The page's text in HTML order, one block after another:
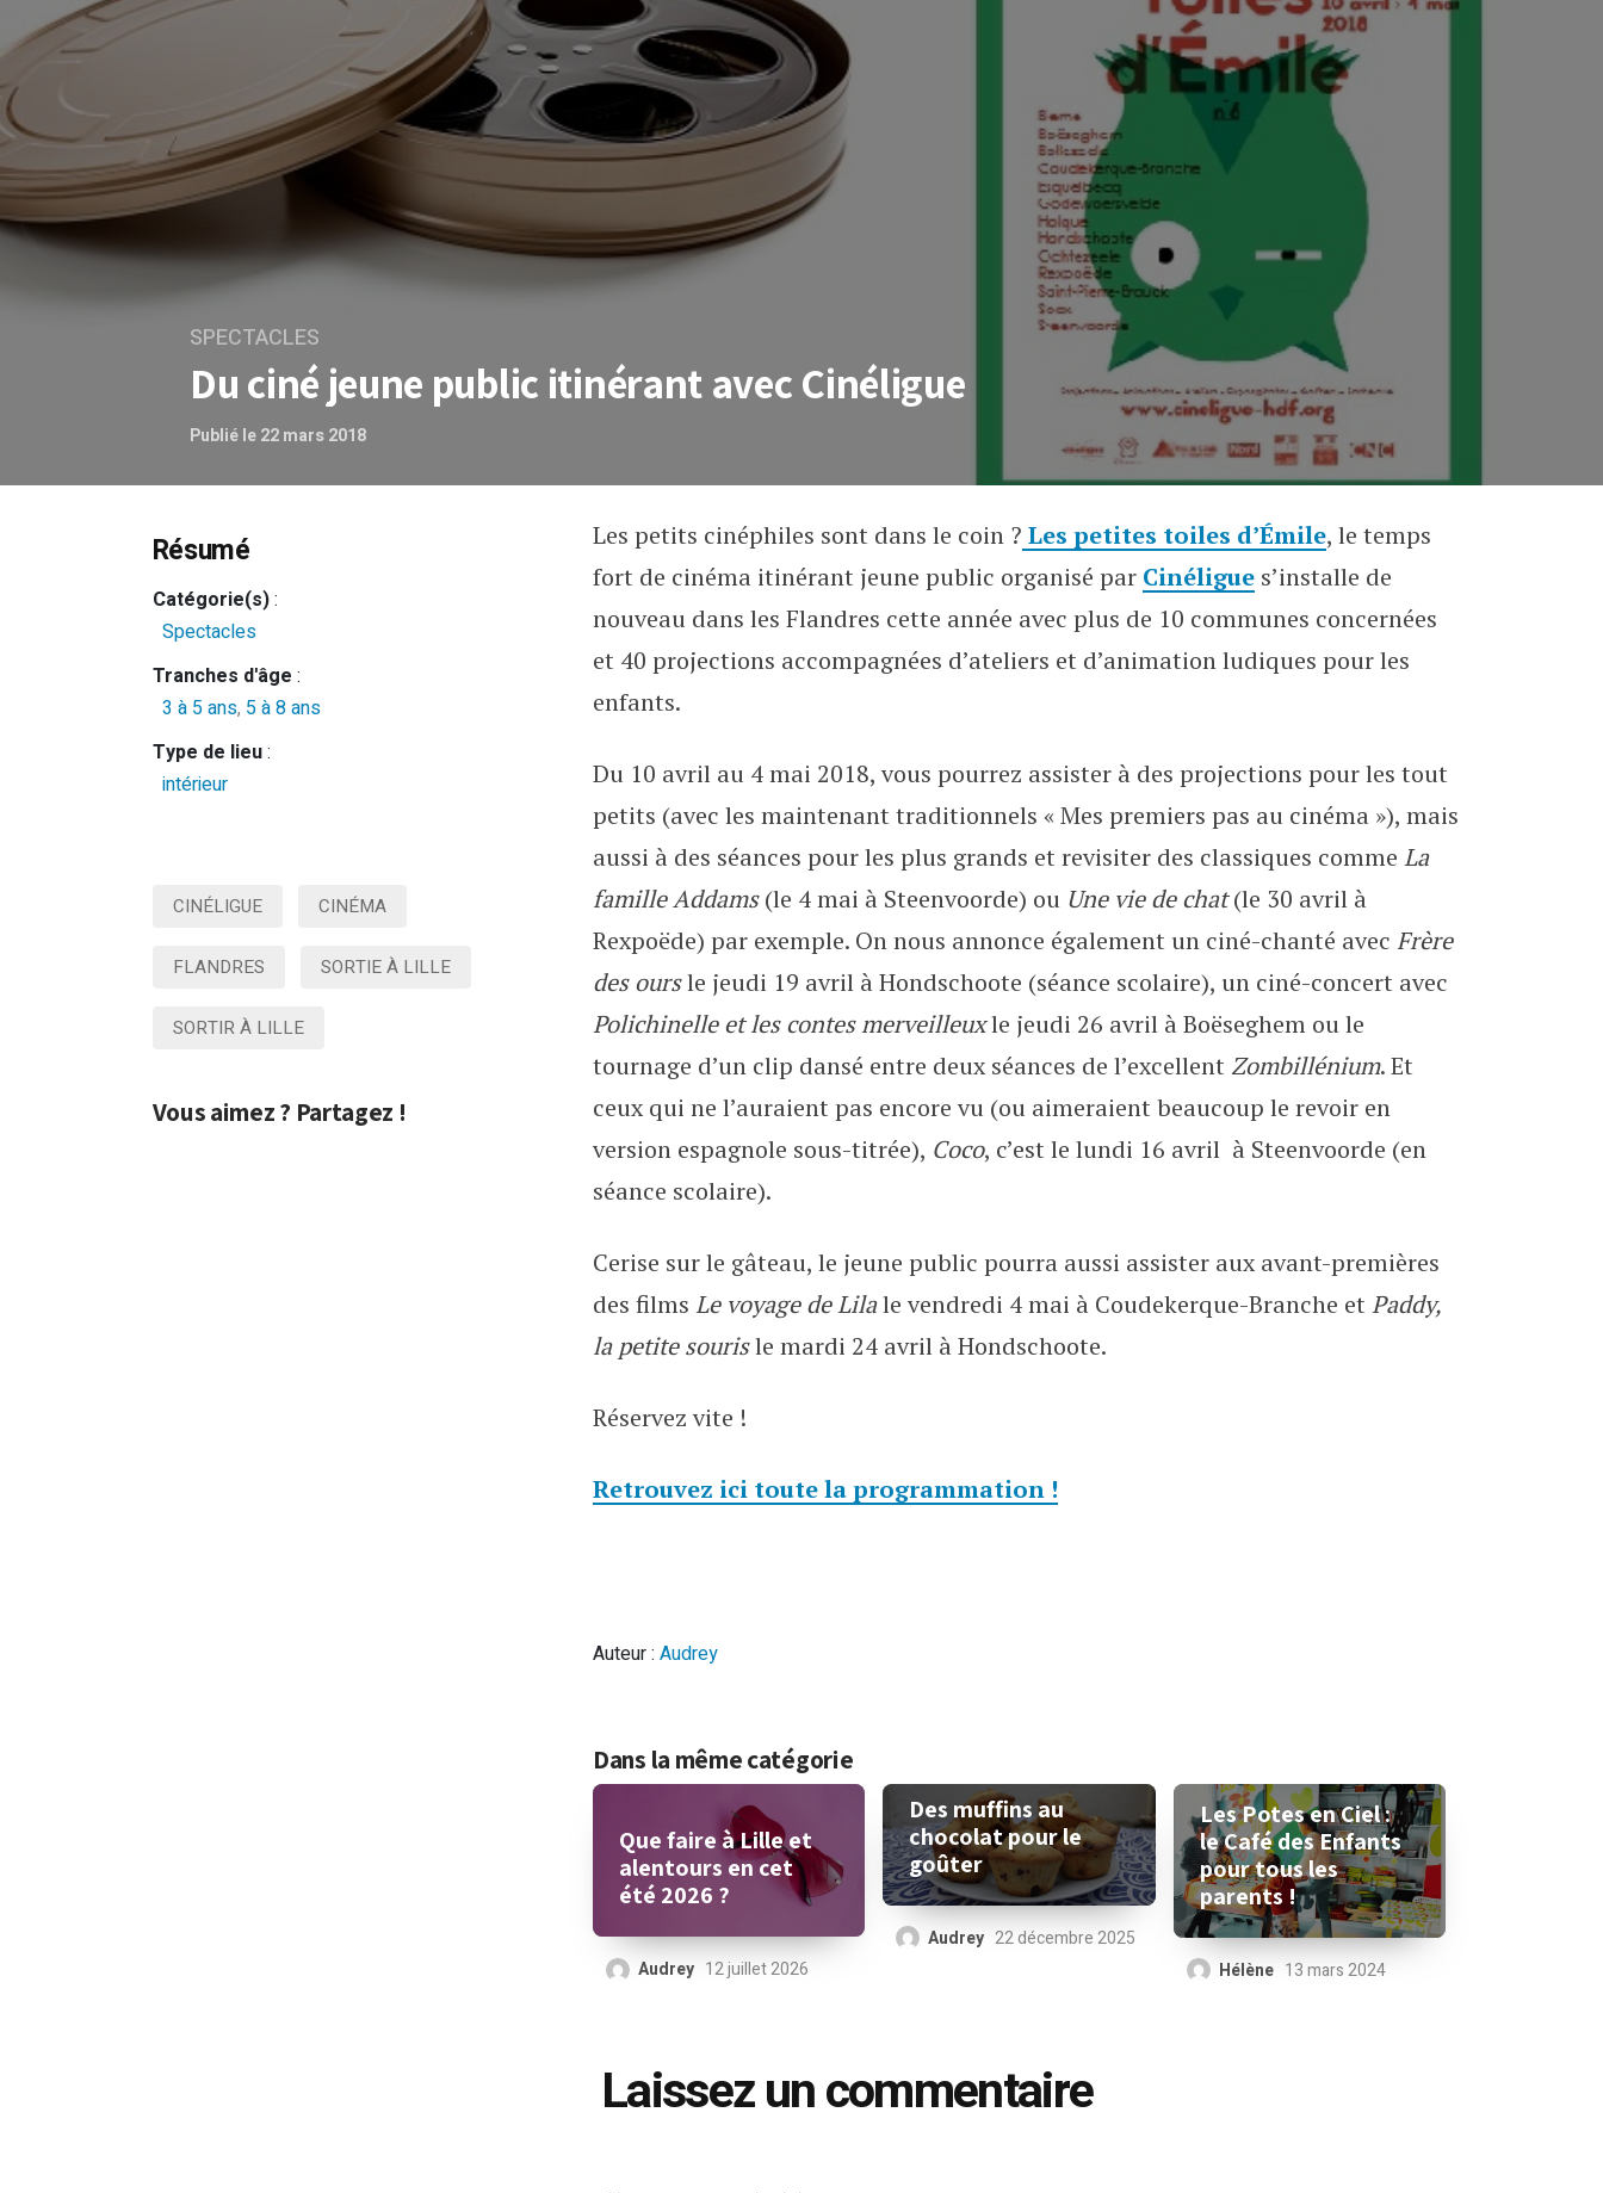
SPECTACLES
Du ciné jeune public itinérant avec Cinéligue
Publié le 22 mars 2018
Du ciné jeune public itinérant avec Cinéligue
Les petits cinéphiles sont dans le coin ? Les petites toiles d’Émile, le temps
fort de cinéma itinérant jeune public organisé par Cinéligue s’installe de
nouveau dans les Flandres cette année avec plus de 10 communes concernées
et 40 projections accompagnées d’ateliers et d’animation ludiques pour les
enfants.
Du 10 avril au 4 mai 2018, vous pourrez assister à des projections pour les tout
petits (avec les maintenant traditionnels « Mes premiers pas au cinéma »), mais
aussi à des séances pour les plus grands et revisiter des classiques comme La
famille Addams(le 4 mai à Steenvoorde) ou Une vie de chat(le 30 avril à
Rexpoëde) par exemple. On nous annonce également un ciné-chanté avec Frère
des oursle jeudi 19 avril à Hondschoote (séance scolaire), un ciné-concert avec
Polichinelle et les contes merveilleuxle jeudi 26 avril à Boëseghem ou le
tournage d’un clip dansé entre deux séances de l’excellent Zombillénium. Et
ceux qui ne l’auraient pas encore vu (ou aimeraient beaucoup le revoir en
version espagnole sous-titrée), Coco, c’est le lundi 16 avril à Steenvoorde (en
séance scolaire).
Cerise sur le gâteau, le jeune public pourra aussi assister aux avant-premières
des films Le voyage de Lilale vendredi 4 mai à Coudekerque-Branche et Paddy,
la petite sourisle mardi 24 avril à Hondschoote.
Réservez vite !
Retrouvez ici toute la programmation !
Auteur : Audrey
Résumé
Catégorie(s):
Spectacles
Tranches d'âge :
3 à 5 ans, 5 à 8 ans
Type de lieu:
intérieur
CINÉLIGUE CINÉMA
FLANDRES SORTIE À LILLE
SORTIR À LILLE
Vous aimez ? Partagez !
Dans la même catégorie
Que faire à Lille et
alentours en cet
été 2026 ?
Audrey 12 juillet 2026
Des muffins au
chocolat pour le
goûter
Audrey 22 décembre 2025
Les Potes en Ciel :
le Café des Enfants
pour tous les
parents !
Hélène 13 mars 2024
Laissez un commentaire